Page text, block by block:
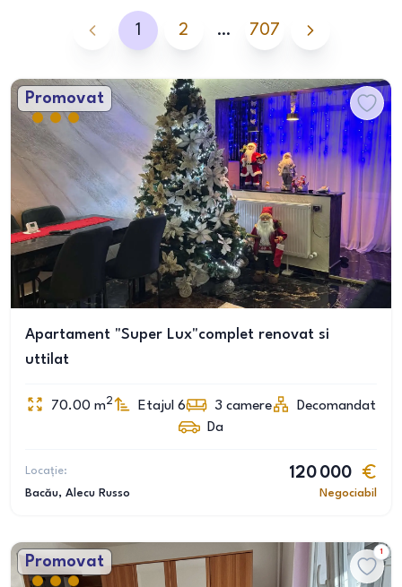
1 2 … 707
Promovat
Apartament "Super Lux"complet renovat si
uttilat
70.00 m2 Etajul 6 3 camere
Decomandat
Da
Locație:
Bacău, Alecu Russo
120 000
Negociabil
Promovat
1